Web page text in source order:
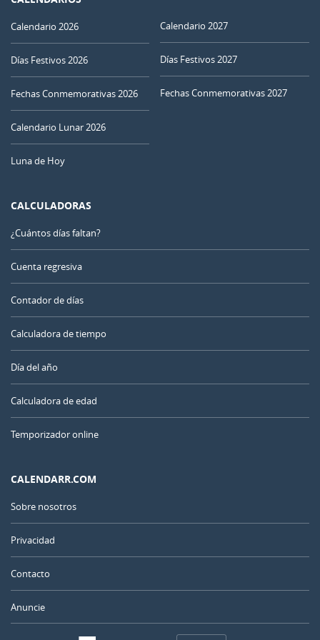
Calendario 2026
Días Festivos 2026
Fechas Conmemorativas 2026
Calendario Lunar 2026
Luna de Hoy
Calendario 2027
Días Festivos 2027
Fechas Conmemorativas 2027
CALCULADORAS
¿Cuántos días faltan?
Cuenta regresiva
Contador de días
Calculadora de tiempo
Día del año
Calculadora de edad
Temporizador online
CALENDARR.COM
Sobre nosotros
Privacidad
Contacto
Anuncie